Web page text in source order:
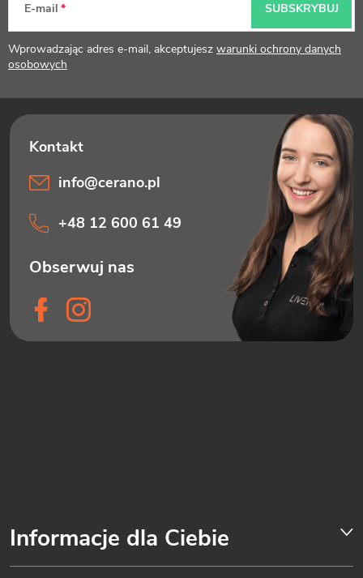
k
a
E-mail
Wprowadzając adres e-mail, akceptujesz warunki ochrony danych
osobowych
SUBSKRYBUJ
Informacje dla Ciebie
info@cerano.pl
+48 12 600 61 49